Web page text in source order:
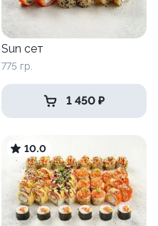
Sun сет
775 гр.
1 450 ₽
10.0